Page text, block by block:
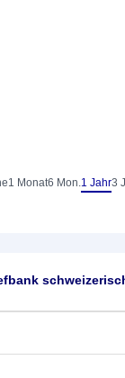
1 Monat6 Mon.1 Jahr3